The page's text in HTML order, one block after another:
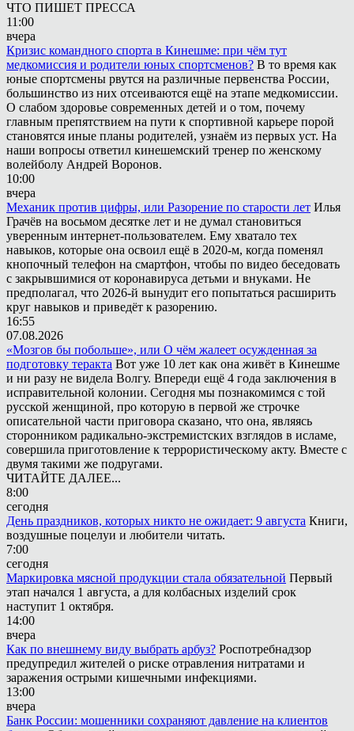
ЧТО ПИШЕТ ПРЕССА
11:00
вчера
Кризис командного спорта в Кинешме: при чём тут
медкомиссия и родители юных спортсменов? В то время как
юные спортсмены рвутся на различные первенства России,
большинство из них отсеиваются ещё на этапе медкомиссии.
О слабом здоровье современных детей и о том, почему
главным препятствием на пути к спортивной карьере порой
становятся иные планы родителей, узнаём из первых уст. На
наши вопросы ответил кинешемский тренер по женскому
волейболу Андрей Воронов.
10:00
вчера
Механик против цифры, или Разорение по старости лет Илья
Грачёв на восьмом десятке лет и не думал становиться
уверенным интернет-пользователем. Ему хватало тех
навыков, которые она освоил ещё в 2020-м, когда поменял
кнопочный телефон на смартфон, чтобы по видео беседовать
с закрывшимися от коронавируса детьми и внуками. Не
предполагал, что 2026-й вынудит его попытаться расширить
круг навыков и приведёт к разорению.
16:55
07.08.2026
«Мозгов бы побольше», или О чём жалеет осужденная за
подготовку теракта Вот уже 10 лет как она живёт в Кинешме
и ни разу не видела Волгу. Впереди ещё 4 года заключения в
исправительной колонии. Сегодня мы познакомимся с той
русской женщиной, про которую в первой же строчке
описательной части приговора сказано, что она, являясь
сторонником радикально-экстремистских взглядов в исламе,
совершила приготовление к террористическому акту. Вместе с
двумя такими же подругами.
ЧИТАЙТЕ ДАЛЕЕ...
8:00
сегодня
День праздников, которых никто не ожидает: 9 августа Книги,
воздушные поцелуи и любители читать.
7:00
сегодня
Маркировка мясной продукции стала обязательной Первый
этап начался 1 августа, а для колбасных изделий срок
наступит 1 октября.
14:00
вчера
Как по внешнему виду выбрать арбуз? Роспотребнадзор
предупредил жителей о риске отравления нитратами и
заражения острыми кишечными инфекциями.
13:00
вчера
Банк России: мошенники сохраняют давление на клиентов